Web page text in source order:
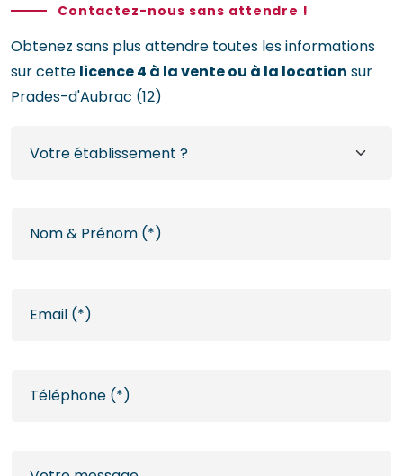
Contactez-nous sans attendre !
Obtenez sans plus attendre toutes les informations
sur cette licence 4 à la vente ou à la location sur
Prades-d'Aubrac (12)